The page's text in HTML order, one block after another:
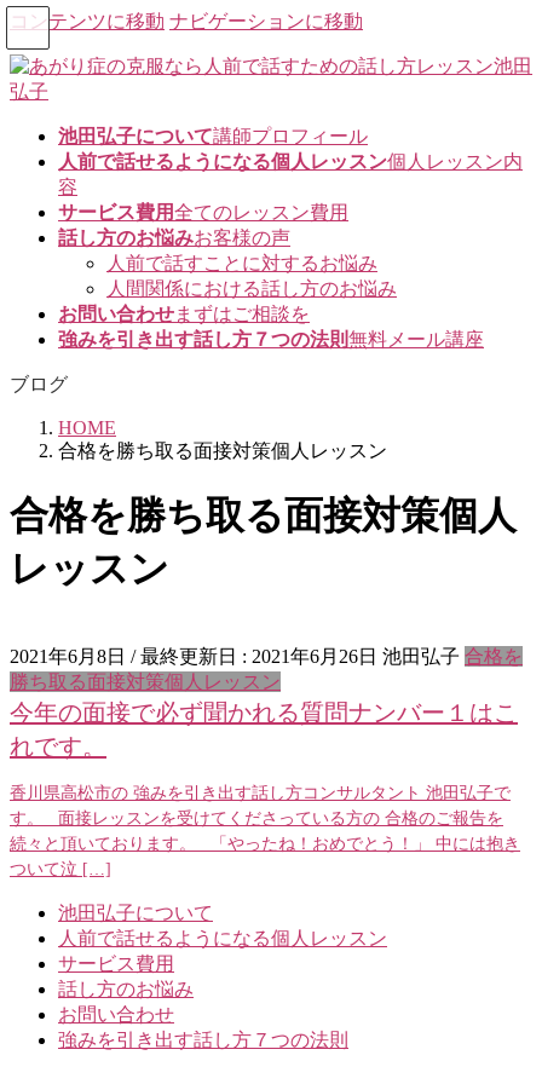
コンテンツに移動 ナビゲーションに移動
池田弘子について講師プロフィール
人前で話せるようになる個人レッスン個人レッスン内
容
サービス費用全てのレッスン費用
話し方のお悩みお客様の声
人前で話すことに対するお悩み
人間関係における話し方のお悩み
お問い合わせまずはご相談を
強みを引き出す話し方７つの法則無料メール講座
ブログ
HOME
合格を勝ち取る面接対策個人レッスン
合格を勝ち取る面接対策個人
レッスン
2021年6月8日 / 最終更新日 : 2021年6月26日 池田弘子 合格を
勝ち取る面接対策個人レッスン
今年の面接で必ず聞かれる質問ナンバー１はこ
れです。
香川県高松市の 強みを引き出す話し方コンサルタント 池田弘子で
す。 面接レッスンを受けてくださっている方の 合格のご報告を
続々と頂いております。 「やったね！おめでとう！」 中には抱き
ついて泣 […]
池田弘子について
人前で話せるようになる個人レッスン
サービス費用
話し方のお悩み
お問い合わせ
強みを引き出す話し方７つの法則